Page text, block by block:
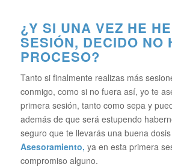
¿Y SI UNA VEZ HE
SESIÓN, DECIDO NO
PROCESO?
Tanto si finalmente realizas más
conmigo, como si no fuera así, yo te
primera sesión, tanto como sepa y
además de que será estupendo
seguro que te llevarás una buena
Asesoramiento, ya en esta primera
compromiso alguno.